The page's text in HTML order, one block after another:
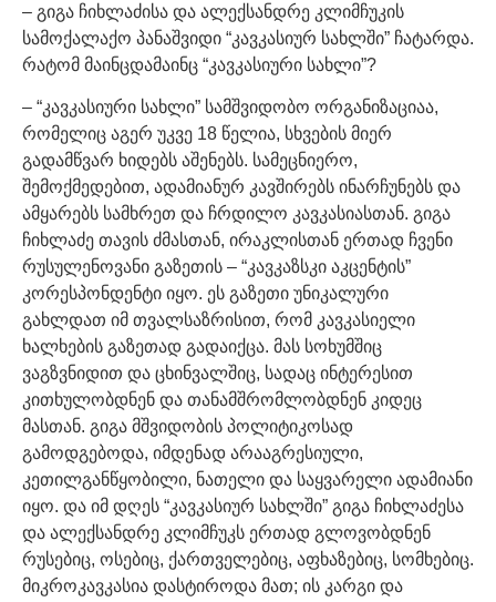
– გიგა ჩიხლაძისა და ალექსანდრე კლიმჩუკის
სამოქალაქო პანაშვიდი “კავკასიურ სახლში” ჩატარდა.
რატომ მაინცდამაინც “კავკასიური სახლი”?
– “კავკასიური სახლი” სამშვიდობო ორგანიზაციაა,
რომელიც აგერ უკვე 18 წელია, სხვების მიერ
გადამწვარ ხიდებს აშენებს. სამეცნიერო,
შემოქმედებით, ადამიანურ კავშირებს ინარჩუნებს და
ამყარებს სამხრეთ და ჩრდილო კავკასიასთან. გიგა
ჩიხლაძე თავის ძმასთან, ირაკლისთან ერთად ჩვენი
რუსულენოვანი გაზეთის – “კავკაზსკი აკცენტის”
კორესპონდენტი იყო. ეს გაზეთი უნიკალური
გახლდათ იმ თვალსაზრისით, რომ კავკასიელი
ხალხების გაზეთად გადაიქცა. მას სოხუმშიც
ვაგზვნიდით და ცხინვალშიც, სადაც ინტერესით
კითხულობდნენ და თანამშრომლობდნენ კიდეც
მასთან. გიგა მშვიდობის პოლიტიკოსად
გამოდგებოდა, იმდენად არააგრესიული,
კეთილგანწყობილი, ნათელი და საყვარელი ადამიანი
იყო. და იმ დღეს “კავკასიურ სახლში” გიგა ჩიხლაძესა
და ალექსანდრე კლიმჩუკს ერთად გლოვობდნენ
რუსებიც, ოსებიც, ქართველებიც, აფხაზებიც, სომხებიც.
მიკროკავკასია დასტიროდა მათ; ის კარგი და